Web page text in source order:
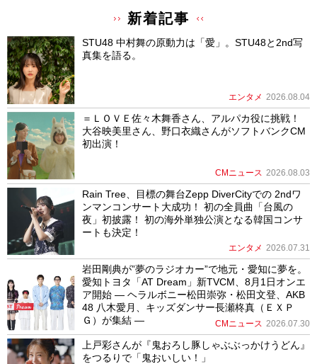
新着記事
STU48 中村舞の原動力は「愛」。STU48と2nd写
真集を語る。
エンタメ 2026.08.04
＝ＬＯＶＥ佐々木舞香さん、アルパカ役に挑戦！
大谷映美里さん、野口衣織さんがソフトバンクCM
初出演！
CMニュース 2026.08.03
Rain Tree、目標の舞台Zepp DiverCityでの 2ndワ
ンマンコンサート大成功！ 初の全員曲「台風の
夜」初披露！ 初の海外単独公演となる韓国コンサ
ートも決定！
エンタメ 2026.07.31
岩田剛典が”夢のラジオカー”で地元・愛知に夢を。
愛知トヨタ「AT Dream」新TVCM、8月1日オンエ
ア開始 ― ヘラルボニー松田崇弥・松田文登、AKB
48 八木愛月、キッズダンサー長瀬柊真（ＥＸＰ
Ｇ）が集結 ―
CMニュース 2026.07.30
上戸彩さんが『鬼おろし豚しゃぶぶっかけうどん』
をつるりで「鬼おいしい！」